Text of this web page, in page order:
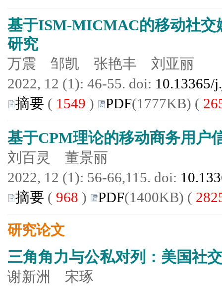
基于ISM-MICMAC的移动社交
研究
万震 邹凯 张艳丰 刘亚丽
2022, 12 (1): 46-55. doi: 10.13365/
摘要 ( 1549 ) PDF(1777KB) (
基于CPM理论的移动商务用户
刘百灵 董景丽
2022, 12 (1): 56-66,115. doi:
摘要 ( 968 ) PDF(1400KB) (
研究论文
三角角力与公私对列：美国社
谢新洲 宋琢